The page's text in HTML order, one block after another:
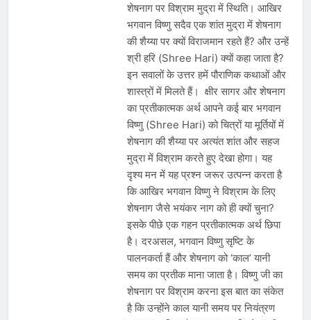
शेषनाग पर विश्राम मुद्रा में स्थिति। आखिर
भगवान विष्णु सदैव एक शांत मुद्रा में शेषनाग
की शैय्या पर क्यों विराजमान रहते हैं? और उन्हें
श्री हरि (Shree Hari) क्यों कहा जाता है?
इन सवालों के उत्तर हमें पौराणिक कथाओं और
शास्त्रों में मिलते हैं। क्षीर सागर और शेषनाग
का प्रतीकात्मक अर्थ आपने कई बार भगवान
विष्णु (Shree Hari) को चित्रों या मूर्तियों में
शेषनाग की शैय्या पर अत्यंत शांत और सहज
मुद्रा में विश्राम करते हुए देखा होगा। यह
दृश्य मन में यह प्रश्न जरूर उत्पन्न करता है
कि आखिर भगवान विष्णु ने विश्राम के लिए
शेषनाग जैसे भयंकर नाग को ही क्यों चुना?
इसके पीछे एक गहन प्रतीकात्मक अर्थ छिपा
है। दरअसल, भगवान विष्णु सृष्टि के
पालनकर्ता हैं और शेषनाग को ‘काल’ यानी
समय का प्रतीक माना जाता है। विष्णु जी का
शेषनाग पर विश्राम करना इस बात का संकेत
है कि उन्होंने काल यानी समय पर नियंत्रण